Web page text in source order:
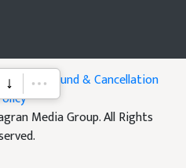
|Refund & Cancellation
Media Group. All Rights